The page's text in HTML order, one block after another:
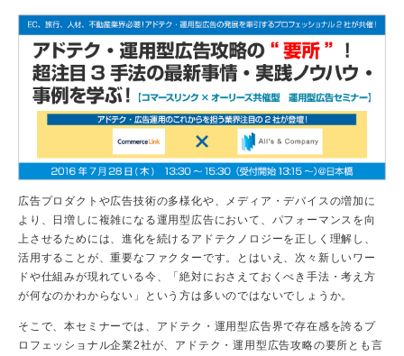
広告プロダクトや広告技術の多様化や、メディア・デバイスの増加に
より、日増しに複雑になる運用型広告において、パフォーマンスを向
上させるためには、進化を続けるアドテクノロジーを正しく理解し、
活用することが、重要なファクターです。とはいえ、次々新しいワー
ドや仕組みが現れている今、「絶対におさえておくべき手法・考え方
が何なのかわからない」という方は多いのではないでしょうか。
そこで、本セミナーでは、アドテク・運用型広告界で存在感を誇るプ
ロフェッショナル企業2社が、アドテク・運用型広告攻略の要所とも言